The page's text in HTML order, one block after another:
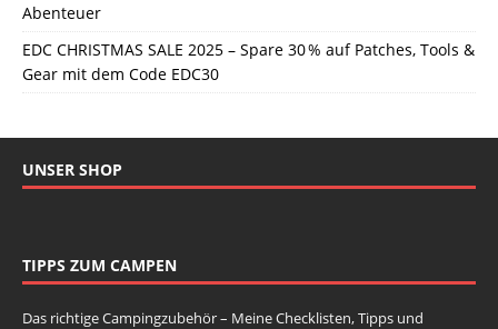
Abenteuer
EDC CHRISTMAS SALE 2025 – Spare 30 % auf Patches, Tools &
Gear mit dem Code EDC30
UNSER SHOP
TIPPS ZUM CAMPEN
Das richtige Campingzubehör – Meine Checklisten, Tipps und